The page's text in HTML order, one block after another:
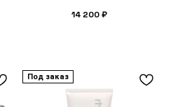
14 200₽
Под заказ